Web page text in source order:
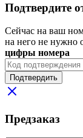
Подтвердите
Сейчас на ваш
на него не нужно
цифры номера
Подтвердить
Предзаказ